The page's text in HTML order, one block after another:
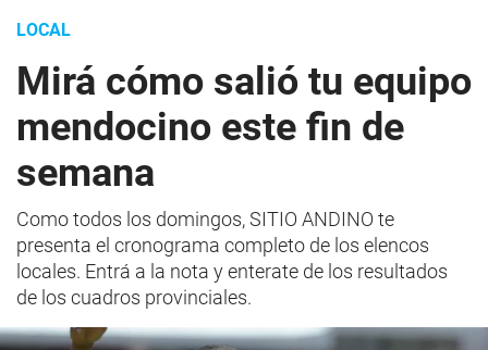
LOCAL
Mirá cómo salió tu equipo
mendocino este fin de
semana
Como todos los domingos, SITIO ANDINO te
presenta el cronograma completo de los elencos
locales. Entrá a la nota y enterate de los resultados
de los cuadros provinciales.